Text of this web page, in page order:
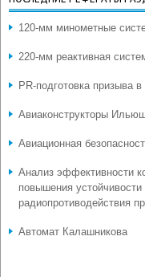
120-мм минометные
220-мм реактивная
PR-подготовка призыва
Авиаконструкторы
Авиационная
Анализ эффективности
повышения
радиопротиводействия
Автомат Калашникова